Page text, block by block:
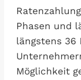
Phasen und
längstens 36
Möglichkeit